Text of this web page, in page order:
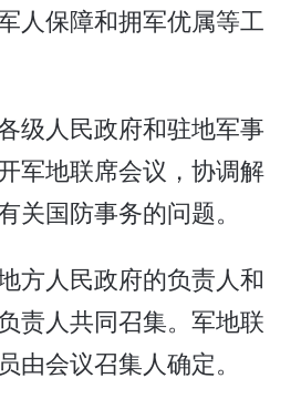
人保障和拥军优属等工
级人民政府和驻地军事
军地联席会议，协调解
关国防事务的问题。
方人民政府的负责人和
责人共同召集。军地联
由会议召集人确定。